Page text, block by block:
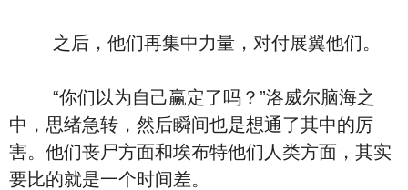
之后，他们再集中力量，对付展翼他们。
“你们以为自己赢定了吗？”洛威尔脑海之
中，思绪急转，然后瞬间也是想通了其中的厉
害。他们丧尸方面和埃布特他们人类方面，其实
要比的就是一个时间差。